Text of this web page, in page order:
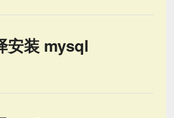
安装 mysql